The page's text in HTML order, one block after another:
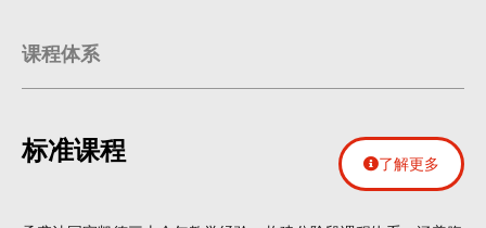
课程体系
标准课程 了解更多